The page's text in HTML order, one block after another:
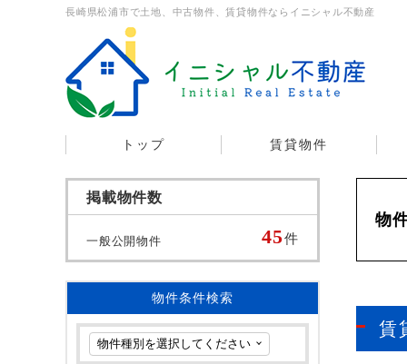
長崎県松浦市で土地、中古物件、賃貸物件ならイニシャル不動産
トップ 賃貸物件
物
賃
掲載物件数
一般公開物件 45件
物件条件検索